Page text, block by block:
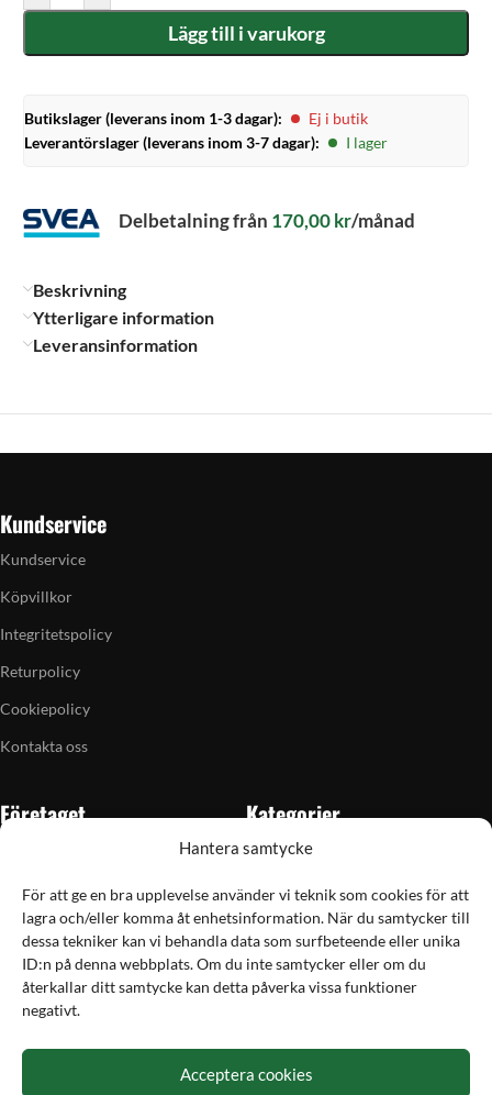
Hantera samtycke
För att ge en bra upplevelse använder vi teknik som cookies för att
lagra och/eller komma åt enhetsinformation. När du samtycker till
dessa tekniker kan vi behandla data som surfbeteende eller unika
ID:n på denna webbplats. Om du inte samtycker eller om du
återkallar ditt samtycke kan detta påverka vissa funktioner
negativt.
Acceptera cookies
Lägg till i varukorg
Butikslager (leverans inom 1-3 dagar):
Ej i butik
Leverantörslager (leverans inom 3-7 dagar):
I lager
Delbetalning från 170,00kr/månad
Beskrivning
Ytterligare information
Leveransinformation
Kundservice
Kundservice
Köpvillkor
Integritetspolicy
Returpolicy
Cookiepolicy
Kontakta oss
Företaget
Butiken i Vellinge
Artiklar
Grain till gram-kalkylator
Kampanjer
Kategorier
Skytte
Jakt & fiske
Handladdning
Optik
Utrustning